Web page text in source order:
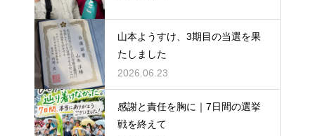
山本ようすけ、3期目の当選を果
たしました
2026.06.23
感謝と責任を胸に｜7日間の選挙
戦を終えて